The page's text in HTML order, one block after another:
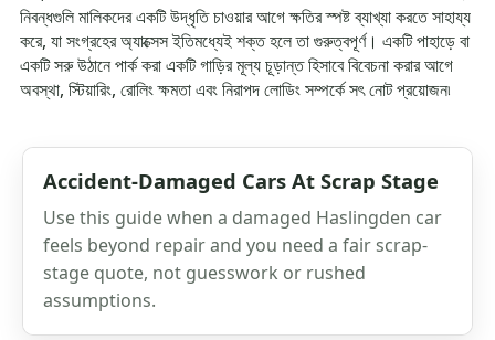
নিবন্ধগুলি মালিকদের একটি উদ্ধৃতি চাওয়ার আগে ক্ষতির স্পষ্ট ব্যাখ্যা করতে সাহায্য
করে, যা সংগ্রহের অ্যাক্সেস ইতিমধ্যেই শক্ত হলে তা গুরুত্বপূর্ণ। একটি পাহাড়ে বা
একটি সরু উঠানে পার্ক করা একটি গাড়ির মূল্য চূড়ান্ত হিসাবে বিবেচনা করার আগে
অবস্থা, স্টিয়ারিং, রোলিং ক্ষমতা এবং নিরাপদ লোডিং সম্পর্কে সৎ নোট প্রয়োজন৷
Accident-Damaged Cars At Scrap Stage
Use this guide when a damaged Haslingden car
feels beyond repair and you need a fair scrap-
stage quote, not guesswork or rushed
assumptions.